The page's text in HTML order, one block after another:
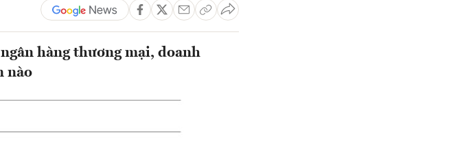
hàng thương mại, doanh
nào